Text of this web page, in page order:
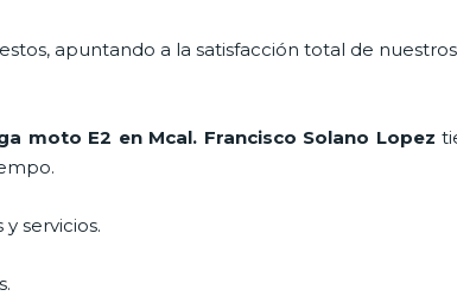
apuntando a la satisfacción total de
moto E2 en Mcal. Francisco Solano Lopez
servicios.